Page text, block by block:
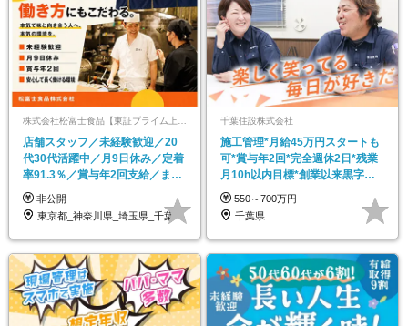
店舗スタッフ／未経験歓迎／20
代30代活躍中／月9日休み／定着
率91.3％／賞与年2回支給／まか
ない有
非公開
東京都_神奈川県_埼玉県_千葉県_大阪府…
千葉住設株式会社
施工管理*月給45万円スタートも
可*賞与年2回*完全週休2日*残業
月10h以内目標*創業以来黒字経
営【千葉】
550～700万円
千葉県